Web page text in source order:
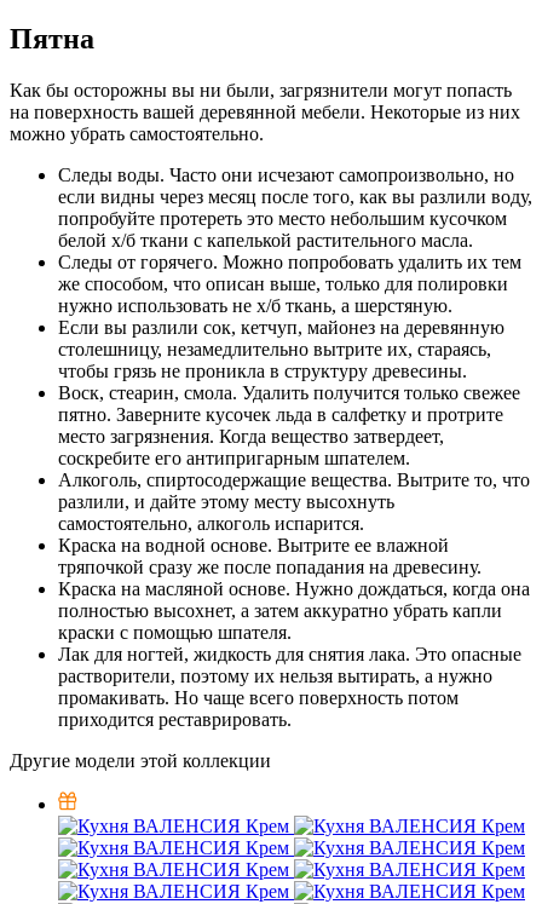
Пятна
Как бы осторожны вы ни были, загрязнители могут попасть
на поверхность вашей деревянной мебели. Некоторые из них
можно убрать самостоятельно.
Следы воды. Часто они исчезают самопроизвольно, но
если видны через месяц после того, как вы разлили воду,
попробуйте протереть это место небольшим кусочком
белой х/б ткани с капелькой растительного масла.
Следы от горячего. Можно попробовать удалить их тем
же способом, что описан выше, только для полировки
нужно использовать не х/б ткань, а шерстяную.
Если вы разлили сок, кетчуп, майонез на деревянную
столешницу, незамедлительно вытрите их, стараясь,
чтобы грязь не проникла в структуру древесины.
Воск, стеарин, смола. Удалить получится только свежее
пятно. Заверните кусочек льда в салфетку и протрите
место загрязнения. Когда вещество затвердеет,
соскребите его антипригарным шпателем.
Алкоголь, спиртосодержащие вещества. Вытрите то, что
разлили, и дайте этому месту высохнуть
самостоятельно, алкоголь испарится.
Краска на водной основе. Вытрите ее влажной
тряпочкой сразу же после попадания на древесину.
Краска на масляной основе. Нужно дождаться, когда она
полностью высохнет, а затем аккуратно убрать капли
краски с помощью шпателя.
Лак для ногтей, жидкость для снятия лака. Это опасные
растворители, поэтому их нельзя вытирать, а нужно
промакивать. Но чаще всего поверхность потом
приходится реставрировать.
Другие модели этой коллекции